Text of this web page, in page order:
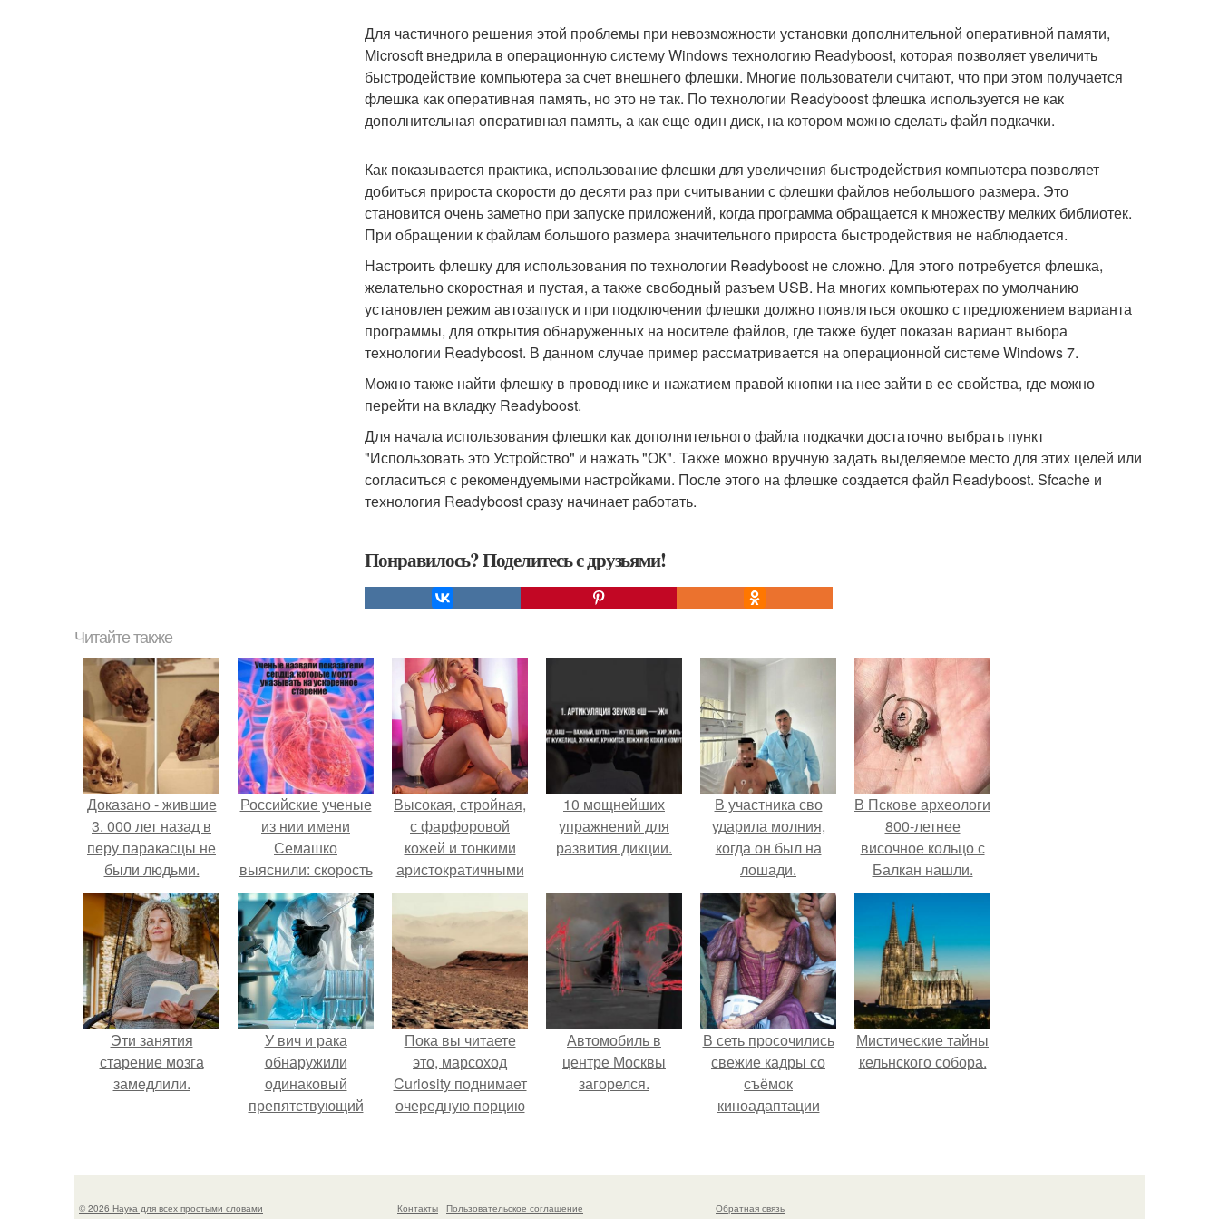
Для частичного решения этой проблемы при невозможности установки дополнительной оперативной памяти,
Microsoft внедрила в операционную систему Windows технологию Readyboost, которая позволяет увеличить
быстродействие компьютера за счет внешнего флешки. Многие пользователи считают, что при этом получается
флешка как оперативная память, но это не так. По технологии Readyboost флешка используется не как
дополнительная оперативная память, а как еще один диск, на котором можно сделать файл подкачки.
Как показывается практика, использование флешки для увеличения быстродействия компьютера позволяет
добиться прироста скорости до десяти раз при считывании с флешки файлов небольшого размера. Это
становится очень заметно при запуске приложений, когда программа обращается к множеству мелких библиотек.
При обращении к файлам большого размера значительного прироста быстродействия не наблюдается.
Настроить флешку для использования по технологии Readyboost не сложно. Для этого потребуется флешка,
желательно скоростная и пустая, а также свободный разъем USB. На многих компьютерах по умолчанию
установлен режим автозапуск и при подключении флешки должно появляться окошко с предложением варианта
программы, для открытия обнаруженных на носителе файлов, где также будет показан вариант выбора
технологии Readyboost. В данном случае пример рассматривается на операционной системе Windows 7.
Можно также найти флешку в проводнике и нажатием правой кнопки на нее зайти в ее свойства, где можно
перейти на вкладку Readyboost.
Для начала использования флешки как дополнительного файла подкачки достаточно выбрать пункт
"Использовать это Устройство" и нажать "ОК". Также можно вручную задать выделяемое место для этих целей или
согласиться с рекомендуемыми настройками. После этого на флешке создается файл Readyboost. Sfcache и
технология Readyboost сразу начинает работать.
Понравилось? Поделитесь с друзьями!
Читайте также
Доказано - жившие
3. 000 лет назад в
перу паракасцы не
были людьми.
Российские ученые
из нии имени
Семашко
выяснили: скорость
старения напрямую
зависит от
состояния сосудов
и работы сердца.
Высокая, стройная,
с фарфоровой
кожей и тонкими
аристократичными
чертами, эль
выглядит так, будто
сошла с полотна
художника.
10 мощнейших
упражнений для
развития дикции.
В участника сво
ударила молния,
когда он был на
лошади.
В Пскове археологи
800-летнее
височное кольцо с
Балкан нашли.
Эти занятия
старение мозга
замедлили.
У вич и рака
обнаружили
одинаковый
препятствующий
Пока вы читаете
это, марсоход
Curiosity поднимает
очередную порцию
Автомобиль в
центре Москвы
загорелся.
В сеть просочились
свежие кадры со
съёмок
киноадаптации
моментально
приковано к Тиган
Мистические тайны
кельнского собора.
© 2026 Наука для всех простыми словами Контакты Пользовательское соглашение Обратная связь